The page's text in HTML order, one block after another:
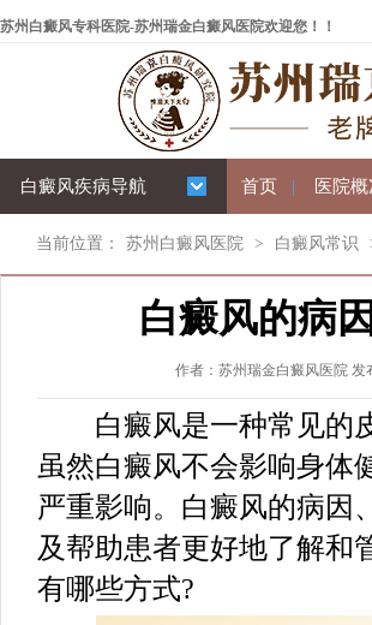
苏州白癜风专科医院-苏州瑞金白癜风医院欢迎您！！
白癜风疾病导航 首页 | 医院
当前位置： 苏州白癜风医院 > 白癜风常识
白癜风的病
作者：苏州瑞金白癜风医院 发
白癜风是一种常见的皮
虽然白癜风不会影响身体
严重影响。白癜风的病因
及帮助患者更好地了解和
有哪些方式?